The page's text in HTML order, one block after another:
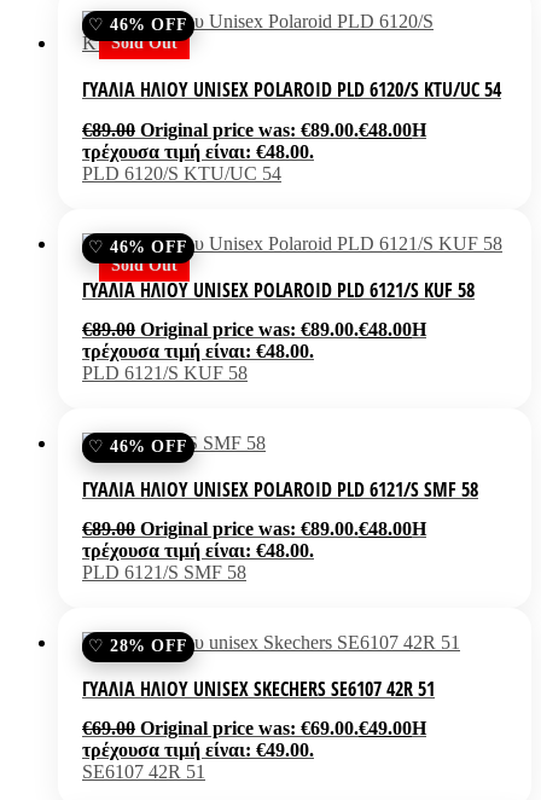
46% OFF
Sold Out
ΓΥΑΛΙΆ ΗΛΊΟΥ UNISEX POLAROID PLD 6120/S KTU/UC 54
€89.00 Original price was: €89.00.€48.00Η
τρέχουσα τιμή είναι: €48.00.
PLD 6120/S KTU/UC 54
46% OFF
Sold Out
ΓΥΑΛΙΆ ΗΛΊΟΥ UNISEX POLAROID PLD 6121/S KUF 58
€89.00 Original price was: €89.00.€48.00Η
τρέχουσα τιμή είναι: €48.00.
PLD 6121/S KUF 58
46% OFF
ΓΥΑΛΙΆ ΗΛΊΟΥ UNISEX POLAROID PLD 6121/S SMF 58
€89.00 Original price was: €89.00.€48.00Η
τρέχουσα τιμή είναι: €48.00.
PLD 6121/S SMF 58
28% OFF
ΓΥΑΛΙΆ ΗΛΊΟΥ UNISEX SKECHERS SE6107 42R 51
€69.00 Original price was: €69.00.€49.00Η
τρέχουσα τιμή είναι: €49.00.
SE6107 42R 51